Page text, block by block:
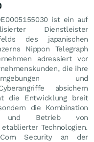
ist ein auf
Dienstleister
des japanischen
Nippon Telegraph
adressiert vor
die ihre
und
absichern
die Entwicklung breit
die Kombination
und Betrieb von
Technologien.
Security an der